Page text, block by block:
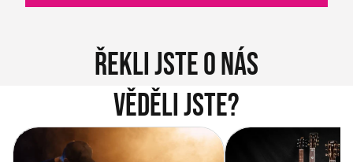
Řekli jste o nás
Věděli jste?
Vítejte na novém e-shopu Music
City
Jak vybrat